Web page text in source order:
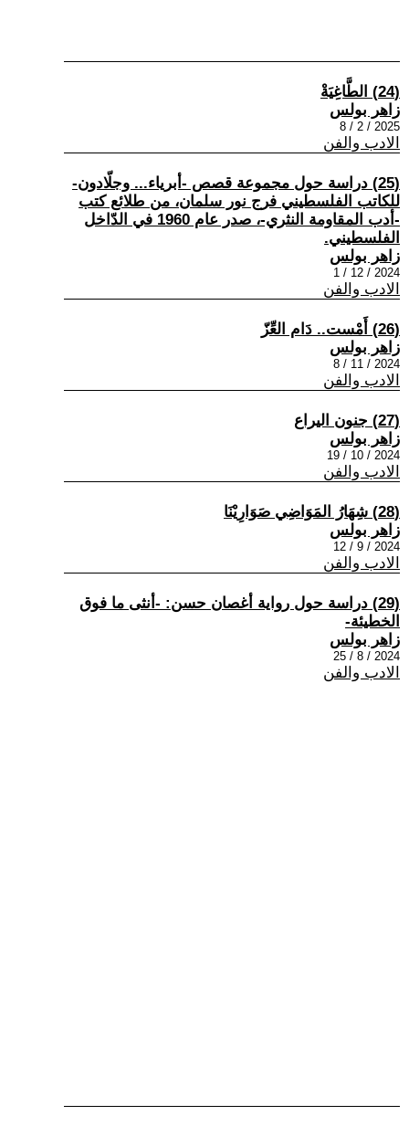
(24) الطَّاغِيَةْ
زاهر بولس
2025 / 2 / 8
الادب والفن
(25) دراسة حول مجموعة قصص -أبرياء... وجلّادون-
للكاتب الفلسطيني فرج نور سلمان، من طلائع كتب
-أدب المقاومة النثري-، صدر عام 1960 في الدّاخل
الفلسطيني.
زاهر بولس
2024 / 12 / 1
الادب والفن
(26) أَمْست.. دَام العِّزّ
زاهر بولس
2024 / 11 / 8
الادب والفن
(27) جنون اليراع
زاهر بولس
2024 / 10 / 19
الادب والفن
(28) شِهَارُ المَوَاضِي صَوَارِيْنَا
زاهر بولس
2024 / 9 / 12
الادب والفن
(29) دراسة حول رواية أغصان حسن: -أنثى ما فوق
الخطيئة-
زاهر بولس
2024 / 8 / 25
الادب والفن